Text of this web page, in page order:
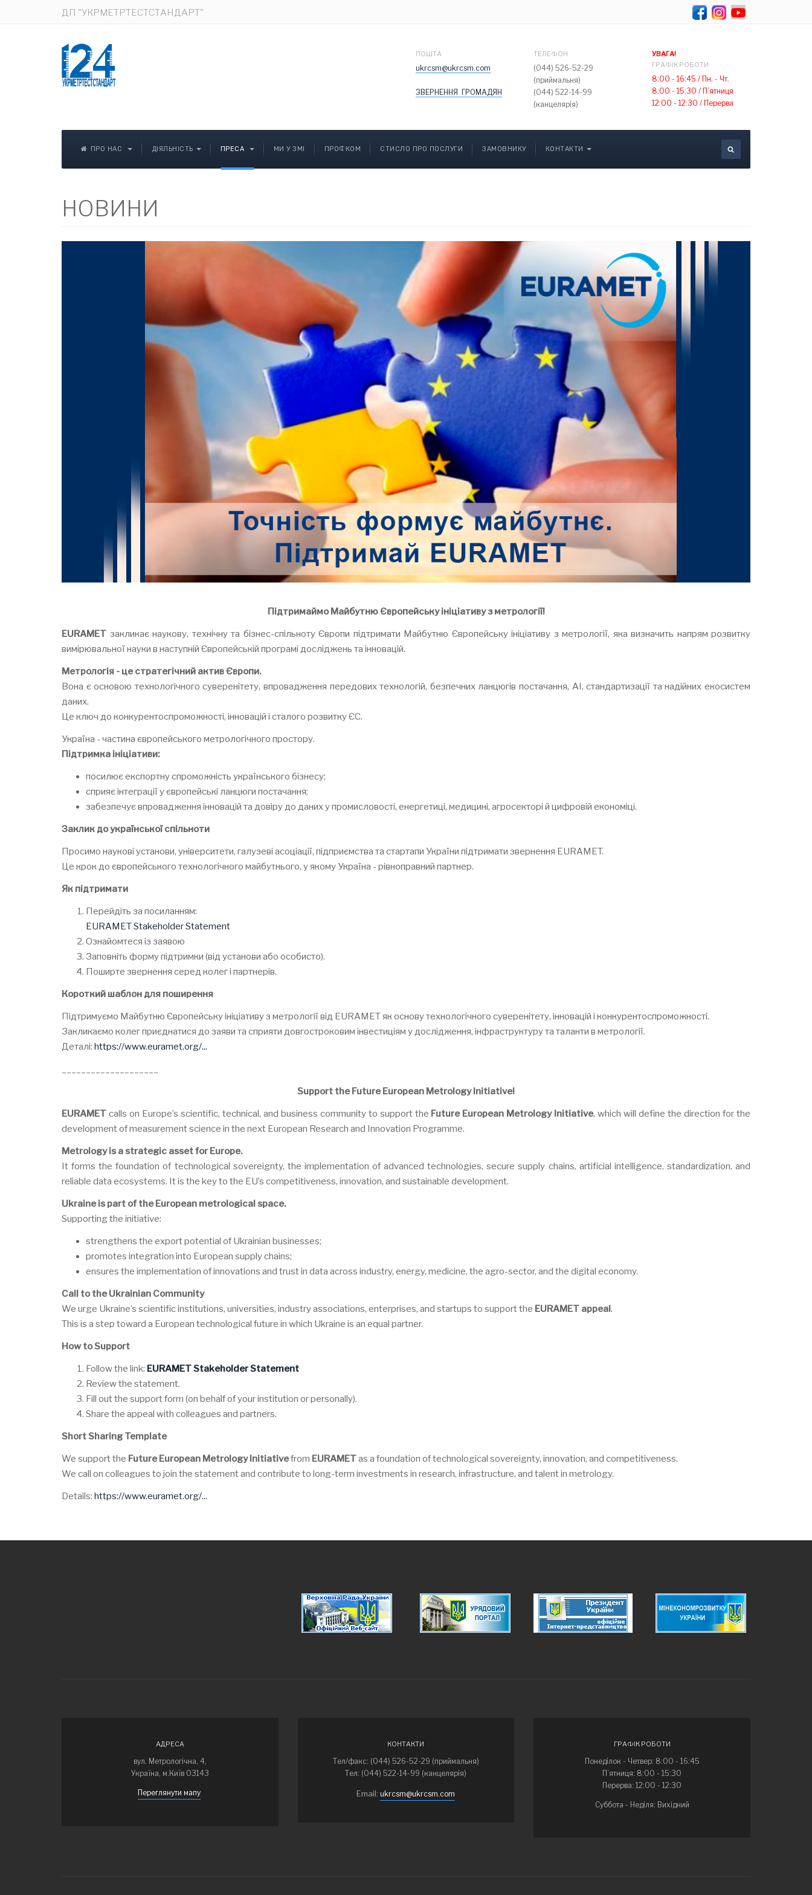
ДП "УКРМЕТРТЕСТСТАНДАРТ"
ПОШТА
ukrcsm@ukrcsm.com
ЗВЕРНЕННЯ ГРОМАДЯН
ТЕЛЕФОН
(044) 526-52-29
(приймальня)
(044) 522-14-99
(канцелярія)
УВАГА!
ГРАФІК РОБОТИ
8:00 - 16:45 / Пн. - Чт.
8:00 - 15:30 / П’ятниця
12:00 - 12:30 / Перерва
ПРО НАС ДІЯЛЬНІСТЬ ПРЕСА МИ У ЗМІ ПРОФКОМ СТИСЛО ПРО ПОСЛУГИ ЗАМОВНИКУ КОНТАКТИ
НОВИНИ
ПідтримаймоМайбутню Європейськуініціативузметрології!
EURAMET закликає наукову, технічну та бізнес-спільноту Європи підтримати Майбутню Європейську ініціативу з метрології, яка визначить напрям розвитку
вимірювальної науки в наступній Європейській програмі досліджень та інновацій.
Метрологія - це стратегічний актив Європи.
Вона є основою технологічного суверенітету, впровадження передових технологій, безпечних ланцюгів постачання, АІ, стандартизації та надійних екосистем
даних.
Це ключ до конкурентоспроможності, інновацій і сталого розвитку ЄС.
Україна - частина європейського метрологічного простору.
Підтримка ініціативи:
посилює експортну спроможність українського бізнесу;
сприяє інтеграції у європейські ланцюги постачання;
забезпечує впровадження інновацій та довіру до даних у промисловості, енергетиці, медицині, агросекторі й цифровій економіці.
Заклик до української спільноти
Просимо наукові установи, університети, галузеві асоціації, підприємства та стартапи України підтримати звернення EURAMET.
Це крок до європейського технологічного майбутнього, у якому Україна - рівноправний партнер.
Як підтримати
Перейдіть за посиланням:
EURAMET Stakeholder Statement
Ознайомтеся із заявою
Заповніть форму підтримки (від установи або особисто).
Поширте звернення серед колег і партнерів.
Короткий шаблон для поширення
Підтримуємо Майбутню Європейську ініціативу з метрології від EURAMET як основу технологічного суверенітету, інновацій і конкурентоспроможності.
Закликаємо колег приєднатися до заяви та сприяти довгостроковим інвестиціям у дослідження, інфраструктуру та таланти в метрології.
Деталі: https://www.euramet.org/...
Support the Future European Metrology Initiative!
EURAMET calls on Europe’s scientific, technical, and business community to support the Future European Metrology Initiative, which will define the direction for the
development of measurement science in the next European Research and Innovation Programme.
Metrology is a strategic asset for Europe.
It forms the foundation of technological sovereignty, the implementation of advanced technologies, secure supply chains, artificial intelligence, standardization, and
reliable data ecosystems. It is the key to the EU’s competitiveness, innovation, and sustainable development.
Ukraine is part of the European metrological space.
Supporting the initiative:
strengthens the export potential of Ukrainian businesses;
promotes integration into European supply chains;
ensures the implementation of innovations and trust in data across industry, energy, medicine, the agro-sector, and the digital economy.
Call to the Ukrainian Community
We urge Ukraine’s scientific institutions, universities, industry associations, enterprises, and startups to support the EURAMET appeal.
This is a step toward a European technological future in which Ukraine is an equal partner.
How to Support
Follow the link: EURAMET Stakeholder Statement
Review the statement.
Fill out the support form (on behalf of your institution or personally).
Share the appeal with colleagues and partners.
Short Sharing Template
We support the Future European Metrology Initiativefrom EURAMETas a foundation of technological sovereignty, innovation, and competitiveness.
We call on colleagues to join the statement and contribute to long-term investments in research, infrastructure, and talent in metrology.
Details: https://www.euramet.org/...
АДРЕСА
вул. Метрологічна, 4,
Україна, м.Київ 03143
Переглянути мапу
КОНТАКТИ
Тел/факс: (044) 526-52-29 (приймальня)
Тел: (044) 522-14-99 (канцелярія)
Email:ukrcsm@ukrcsm.com
ГРАФІК РОБОТИ
Понеділок - Четвер: 8:00 - 16:45
П’ятниця: 8:00 - 15:30
Перерва: 12:00 - 12:30
Суббота - Неділя: Вихідний